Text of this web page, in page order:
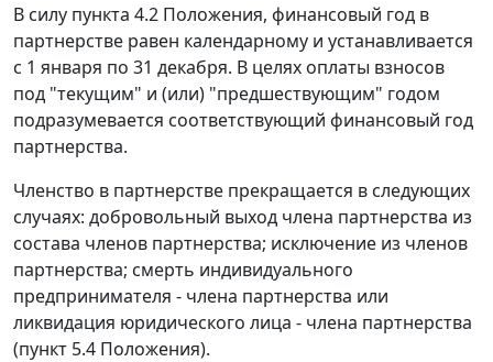
В силу пункта 4.2 Положения, финансовый год в
партнерстве равен календарному и устанавливается
с 1 января по 31 декабря. В целях оплаты взносов
под "текущим" и (или) "предшествующим" годом
подразумевается соответствующий финансовый год
партнерства.
Членство в партнерстве прекращается в следующих
случаях: добровольный выход члена партнерства из
состава членов партнерства; исключение из членов
партнерства; смерть индивидуального
предпринимателя - члена партнерства или
ликвидация юридического лица - члена партнерства
(пункт 5.4 Положения).